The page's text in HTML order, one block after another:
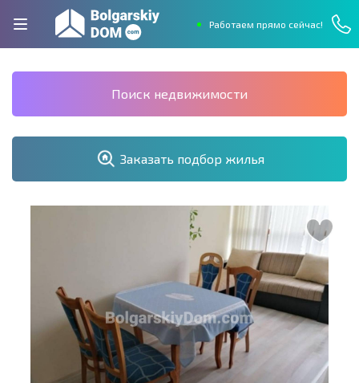
Работаем прямо сейчас!
Поиск недвижимости
Заказать подбор жилья